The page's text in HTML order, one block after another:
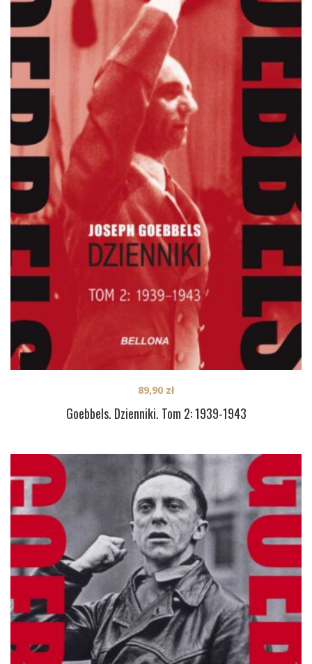
Goebbels. Dzienniki. Tom 2: 1939-1943
89,90 zł